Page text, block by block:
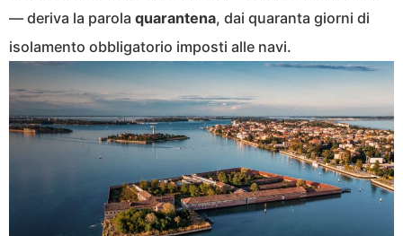
— deriva la parola quarantena, dai quaranta giorni di
isolamento obbligatorio imposti alle navi.